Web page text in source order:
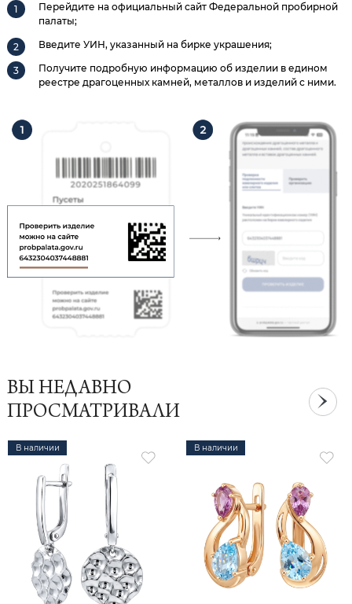
Перейдите на официальный сайт Федеральной пробирной
палаты;
Введите УИН, указанный на бирке украшения;
Получите подробную информацию об изделии в едином
реестре драгоценных камней, металлов и изделий с ними.
ВЫ НЕДАВНО
ПРОСМАТРИВАЛИ
В наличии В наличии